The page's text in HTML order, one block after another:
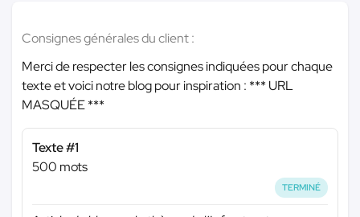
Consignes générales du client :
Merci de respecter les consignes indiquées pour chaque
texte et voici notre blog pour inspiration : *** URL
MASQUÉE ***
Texte #1
500 mots
TERMINÉ